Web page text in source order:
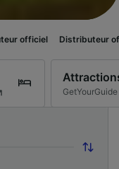
Distributeur officiel
GetYourGuide